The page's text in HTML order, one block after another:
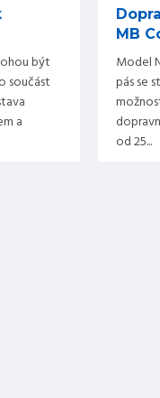
být
součást
a
MB
Model
pás se
od 25...